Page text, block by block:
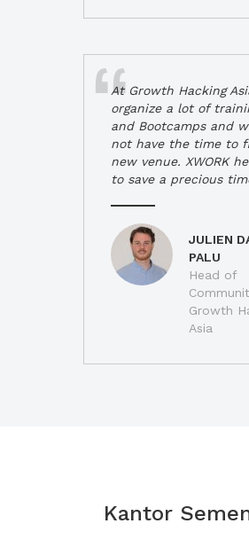
At Growth Hacking
organize a lot of
and Bootcamps and
not have the time to
new venue. XWORK
to save a precious
JULIEN
PALU
Head of
Growth
Asia
Kantor